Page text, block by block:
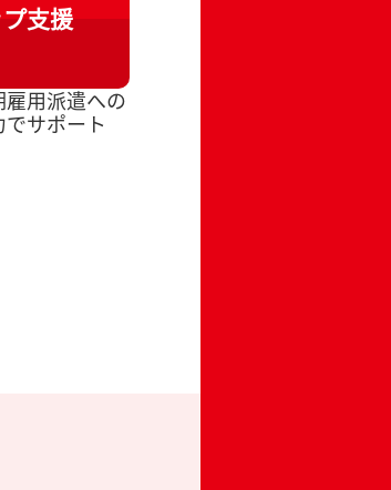
支援
用派遣への
サポート